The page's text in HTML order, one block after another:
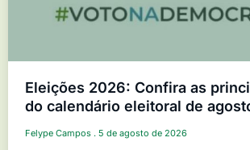
Eleições 2026: Confira as
do calendário eleitoral de
Felype Campos 5 de agosto de 2026